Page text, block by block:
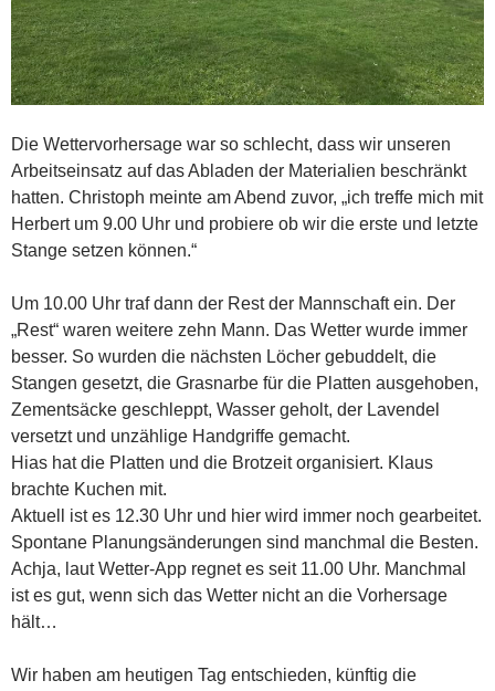
Die Wettervorhersage war so schlecht, dass wir unseren
Arbeitseinsatz auf das Abladen der Materialien beschränkt
hatten. Christoph meinte am Abend zuvor, „ich treffe mich mit
Herbert um 9.00 Uhr und probiere ob wir die erste und letzte
Stange setzen können.“
Um 10.00 Uhr traf dann der Rest der Mannschaft ein. Der
„Rest“ waren weitere zehn Mann. Das Wetter wurde immer
besser. So wurden die nächsten Löcher gebuddelt, die
Stangen gesetzt, die Grasnarbe für die Platten ausgehoben,
Zementsäcke geschleppt, Wasser geholt, der Lavendel
versetzt und unzählige Handgriffe gemacht.
Hias hat die Platten und die Brotzeit organisiert. Klaus
brachte Kuchen mit.
Aktuell ist es 12.30 Uhr und hier wird immer noch gearbeitet.
Spontane Planungsänderungen sind manchmal die Besten.
Achja, laut Wetter-App regnet es seit 11.00 Uhr. Manchmal
ist es gut, wenn sich das Wetter nicht an die Vorhersage
hält…
Wir haben am heutigen Tag entschieden, künftig die